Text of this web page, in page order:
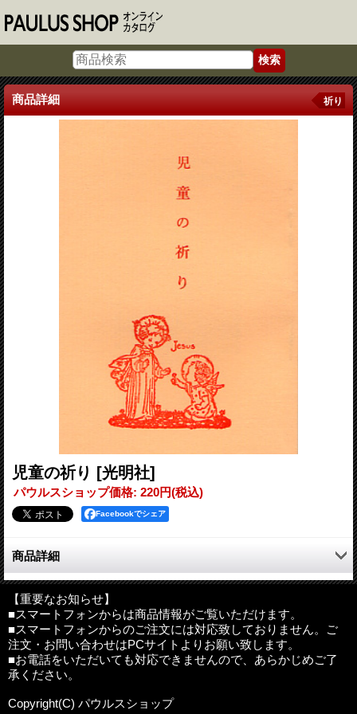
商品詳細 祈り
児童の祈り [光明社]
パウルスショップ価格: 220円(税込)
Facebookでシェア
商品詳細
子どものお祈り、初聖体用に。
判型：B7判並製
ページ数：85ページ
発行：光明社
内容について
になりたい場合、内容に関するご意見・感想、商品の発行予定等
【重要なお知らせ】
■スマートフォンからは商品情報がご覧いただけます。
■スマートフォンからのご注文には対応致しておりません。ご
注文・お問い合わせはPCサイトよりお願い致します。
■お電話をいただいても対応できませんので、あらかじめご了
承ください。
Copyright(C) パウルスショップ